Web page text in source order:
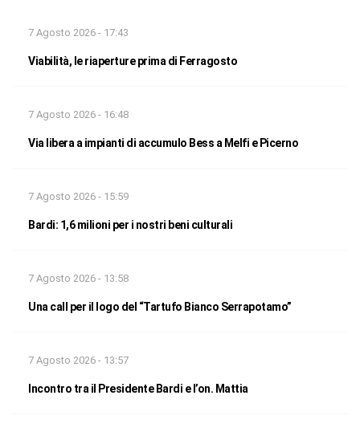
7 Agosto 2026 - 17:43
Viabilità, le riaperture prima di Ferragosto
7 Agosto 2026 - 16:48
Via libera a impianti di accumulo Bess a Melfi e Picerno
7 Agosto 2026 - 15:59
Bardi: 1,6 milioni per i nostri beni culturali
7 Agosto 2026 - 13:58
Una call per il logo del “Tartufo Bianco Serrapotamo”
7 Agosto 2026 - 13:57
Incontro tra il Presidente Bardi e l’on. Mattia